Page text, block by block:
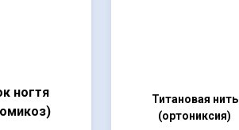
ногтя
Титановая нить
(ортониксия)